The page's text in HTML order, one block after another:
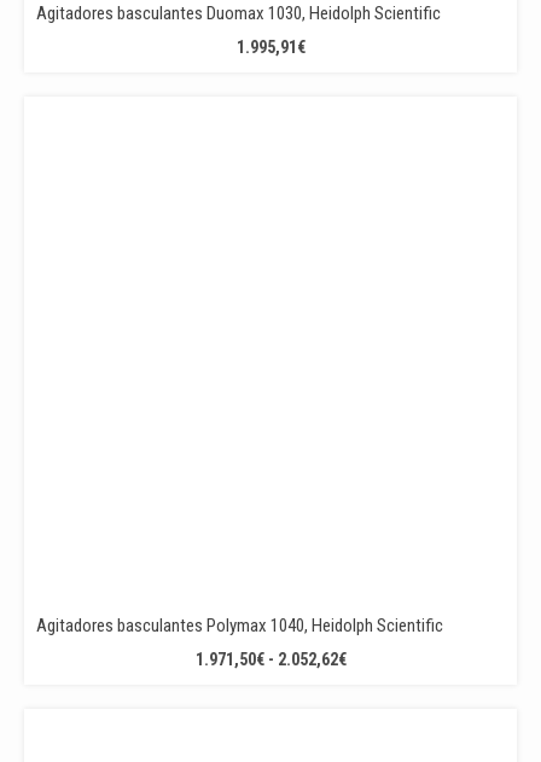
Agitadores basculantes Duomax 1030, Heidolph Scientific
1.995,91 €
Agitadores basculantes Polymax 1040, Heidolph Scientific
1.971,50€ - 2.052,62€RANGO